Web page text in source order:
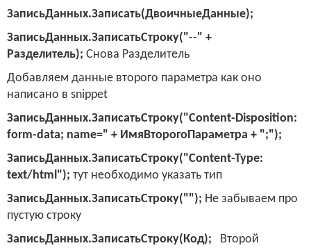
ЗаписьДанных.Записать(ДвоичныеДанные);
ЗаписьДанных.ЗаписатьСтроку("--" +
Разделитель); Снова Разделитель
Добавляем данные второго параметра как оно
написано в snippet
ЗаписьДанных.ЗаписатьСтроку("Content-Disposition:
form-data; name=" + ИмяВторогоПараметра + ";");
ЗаписьДанных.ЗаписатьСтроку("Content-Type:
text/html"); тут необходимо указать тип
ЗаписьДанных.ЗаписатьСтроку(""); Не забываем про
пустую строку
ЗаписьДанных.ЗаписатьСтроку(Код);
Второй